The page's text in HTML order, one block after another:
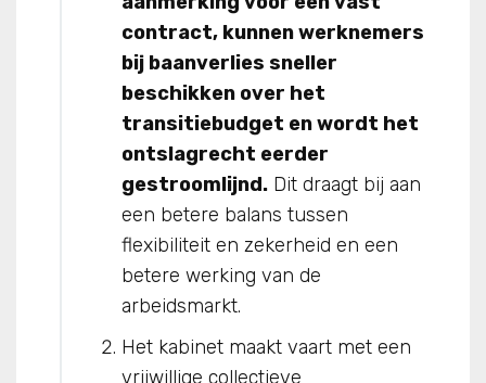
contract, kunnen werknemers
bij baanverlies sneller
beschikken over het
transitiebudget en wordt het
ontslagrecht eerder
gestroomlijnd. Dit draagt bij aan
een betere balans tussen
flexibiliteit en zekerheid en een
betere werking van de
arbeidsmarkt.
Het kabinet maakt vaart met een
vrijwillige collectieve